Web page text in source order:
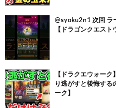
@syoku2n1 次回 ラ
【ドラゴンクエスト
【ドラクエウォー
り逃がすと後悔する
ーク】